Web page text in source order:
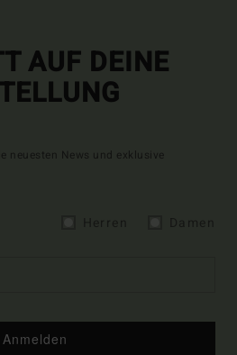
AUF DEINE
neuesten News und exklusive
Anmelden